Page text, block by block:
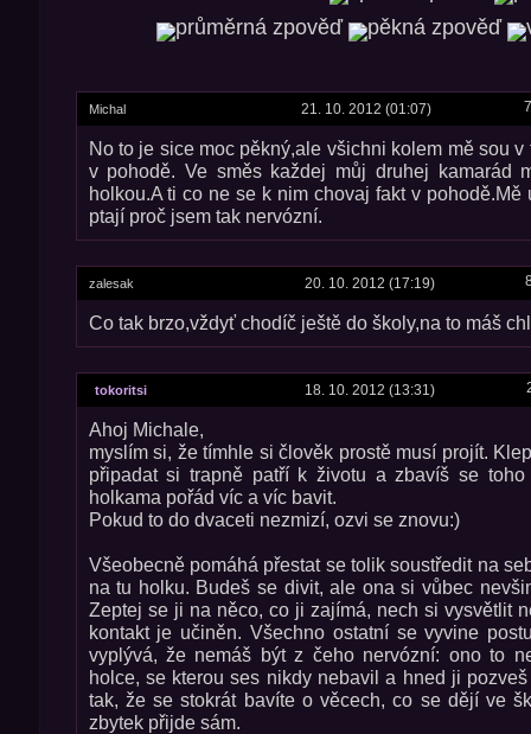
Michal 21. 10. 2012 (01:07)
No to je sice moc pěkný,ale všichni kolem mě sou
v pohodě. Ve směs každej můj druhej kamarád
holkou.A ti co ne se k nim chovaj fakt v pohodě.Mě
ptají proč jsem tak nervózní.
zalesak 20. 10. 2012 (17:19)
Co tak brzo,vždyť chodíč ještě do školy,na to máš
tokoritsi 18. 10. 2012 (13:31)
Ahoj Michale,
myslím si, že tímhle si člověk prostě musí projít.
připadat si trapně patří k životu a zbavíš se
holkama pořád víc a víc bavit.
Pokud to do dvaceti nezmizí, ozvi se znovu:)
Všeobecně pomáhá přestat se tolik soustředit na
na tu holku. Budeš se divit, ale ona si vůbec
Zeptej se ji na něco, co ji zajímá, nech si vysvětlit
kontakt je učiněn. Všechno ostatní se vyvine
vyplývá, že nemáš být z čeho nervózní: ono to
holce, se kterou ses nikdy nebavil a hned ji
tak, že se stokrát bavíte o věcech, co se dějí ve
zbytek přijde sám.